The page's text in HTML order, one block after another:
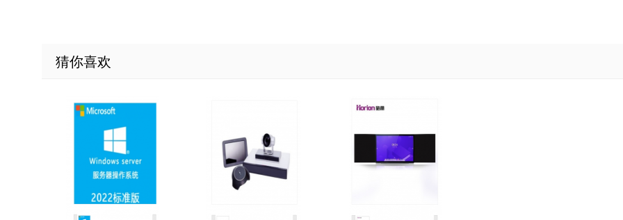
猜你喜欢